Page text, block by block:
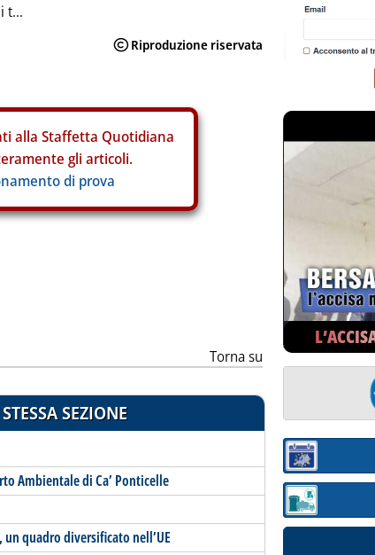
t...
alla Staffetta Quotidiana
gli articoli.
di prova
Torna su
SEZIONE
Ambientale di Ca’ Ponticelle
quadro diversificato nell’UE
Sezione:
Sezione: